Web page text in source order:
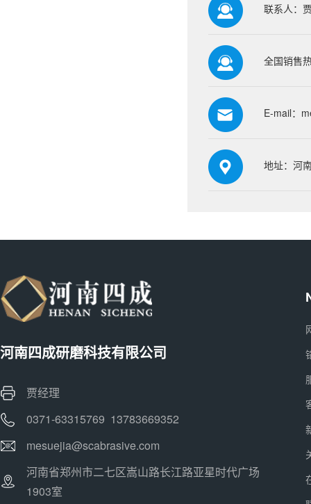
联系人：
全国销售
E-mail：
地址：河
河南四成研磨科技有限公司
贾经理
0371-63315769 13783669352
mesuejia@scabrasive.com
河南省郑州市二七区嵩山路长江路亚星时代广场
1903室